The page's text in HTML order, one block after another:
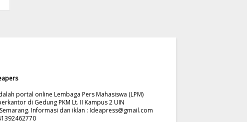
portal online Lembaga Pers Mahasiswa (LPM)
di Gedung PKM Lt. II Kampus 2 UIN
Informasi dan iklan :Ideapress@gmail.com